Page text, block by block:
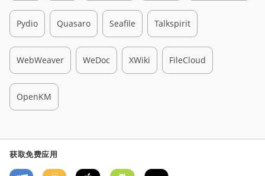
Pydio Quasaro Seafile Talkspirit
WebWeaver WeDoc XWiki FileCloud
OpenKM
获取免费应用